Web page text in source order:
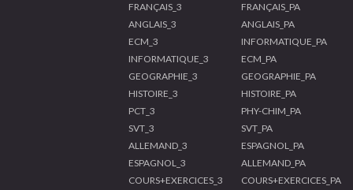
FRANÇAIS_3
ANGLAIS_3
ECM_3
INFORMATIQUE_3
GEOGRAPHIE_3
HISTOIRE_3
PCT_3
SVT_3
ALLEMAND_3
ESPAGNOL_3
COURS+EXERCICES_3
FRANÇAIS_PA
ANGLAIS_PA
INFORMATIQUE_PA
ECM_PA
GEOGRAPHIE_PA
HISTOIRE_PA
PHY-CHIM_PA
SVT_PA
ESPAGNOL_PA
ALLEMAND_PA
COURS+EXERCICES_PA